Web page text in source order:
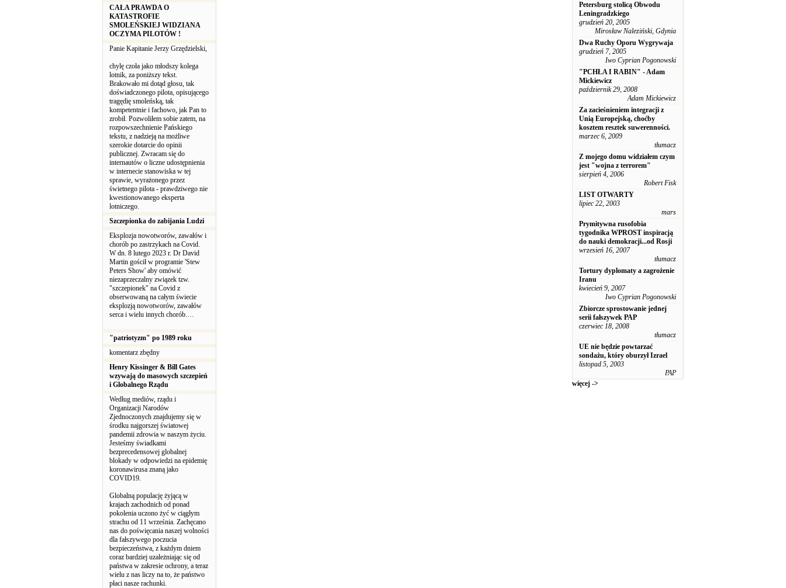
CAŁA PRAWDA O
KATASTROFIE
SMOLEŃSKIEJ WIDZIANA
OCZYMA PILOTÓW !
Panie Kapitanie Jerzy Grzędzielski,
chylę czoła jako młodszy kolega
lotnik, za poniższy tekst.
Brakowało mi dotąd głosu, tak
doświadczonego pilota, opisującego
tragędię smoleńską, tak
kompetentnie i fachowo, jak Pan to
zrobił. Pozwoliłem sobie zatem, na
rozpowszechnienie Pańskiego
tekstu, z nadzieją na możliwe
szerokie dotarcie do opinii
publicznej. Zwracam się do
internautów o liczne udostępnienia
w internecie stanowiska w tej
sprawie, wyrażonego przez
świetnego pilota - prawdziwego nie
kwestionowanego eksperta
lotniczego.
Szczepionka do zabijania Ludzi
Eksplozja nowotworów, zawałów i
chorób po zastrzykach na Covid.
W dn. 8 lutego 2023 r. Dr David
Martin gościł w programie 'Stew
Peters Show' aby omówić
niezaprzeczalny związek tzw.
"szczepionek" na Covid z
obserwowaną na całym świecie
eksplozją nowotworów, zawałów
serca i wielu innych chorób.…
"patriotyzm" po 1989 roku
komentarz zbędny
Henry Kissinger & Bill Gates
wzywają do masowych szczepień
i Globalnego Rządu
Według mediów, rządu i
Organizacji Narodów
Zjednoczonych znajdujemy się w
środku najgorszej światowej
pandemii zdrowia w naszym życiu.
Jesteśmy świadkami
bezprecedensowej globalnej
blokady w odpowiedzi na epidemię
koronawirusa znaną jako
COVID19.
Globalną populację żyjącą w
krajach zachodnich od ponad
pokolenia uczono żyć w ciągłym
strachu od 11 września. Zachęcano
nas do poświęcania naszej wolności
dla fałszywego poczucia
bezpieczeństwa, z każdym dniem
coraz bardziej uzależniając się od
państwa w zakresie ochrony, a teraz
wielu z nas liczy na to, że państwo
płaci nasze rachunki.
Petersburg stolicą Obwodu
Leningradzkiego
grudzień 20, 2005
Mirosław Naleziński, Gdynia
Dwa Ruchy Oporu Wygrywaja
grudzień 7, 2005
Iwo Cyprian Pogonowski
"PCHŁA I RABIN" - Adam
Mickiewicz
październik 29, 2008
Adam Mickiewicz
Za zacieśnieniem integracji z
Unią Europejską, choćby
kosztem resztek suwerenności.
marzec 6, 2009
tłumacz
Z mojego domu widziałem czym
jest "wojna z terrorem"
sierpień 4, 2006
Robert Fisk
LIST OTWARTY
lipiec 22, 2003
mars
Prymitywna rusofobia
tygodnika WPROST inspiracją
do nauki demokracji...od Rosji
wrzesień 16, 2007
tłumacz
Tortury dyplomaty a zagrożenie
Iranu
kwiecień 9, 2007
Iwo Cyprian Pogonowski
Zbiorcze sprostowanie jednej
serii fałszywek PAP
czerwiec 18, 2008
tłumacz
UE nie będzie powtarzać
sondażu, który oburzył Izrael
listopad 5, 2003
PAP
więcej ->